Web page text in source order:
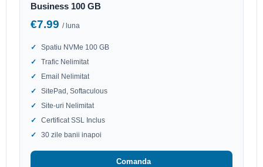
Business 100 GB
€7.99 / luna
Spatiu NVMe 100 GB
Trafic Nelimitat
Email Nelimitat
SitePad, Softaculous
Site-uri Nelimitat
Certificat SSL Inclus
30 zile banii inapoi
Comanda